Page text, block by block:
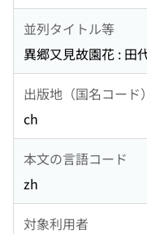
並列タイトル等
異郷又見故園花 : 田
出版地（国名コード）
ch
本文の言語コード
zh
対象利用者